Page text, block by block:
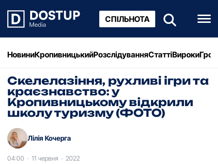
СПІЛЬНОТА
НовиниКропивницькийРозслідуванняСтаттіВироки
Скелелазіння, рухливі ігри та
краєзнавство: у
Кропивницькому відкрили
школу туризму (ФОТО)
Лілія Кочерга
04:00 · 11 червня · 2022